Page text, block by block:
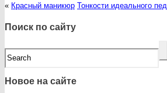
« Красный маникюр Тонкости идеального
Поиск по сайту
Новое на сайте